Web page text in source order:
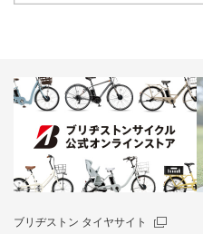
ブリヂストン タイヤサイト